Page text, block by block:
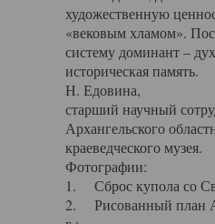
художественную
«вековым хламом».
систему доминант –
историческая память.
Н. Едовина,
старший научный
Архангельского
краеведческого музея.
Фотографии:
1. Сброс купола со
2. Рисованный план